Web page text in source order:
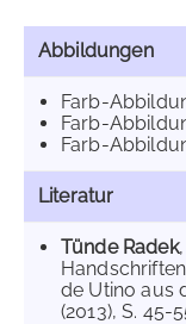
Abbildungen
Farb-
Farb-
Farb-
Literatur
Tünde Radek
de Utino aus
(2013), S. 45-